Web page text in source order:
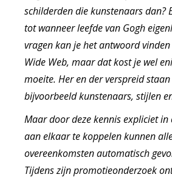
schilderden die kunstenaars dan?
tot wanneer leefde van Gogh
vragen kan je het antwoord
Wide Web, maar dat kost je wel
moeite. Her en der verspreid
bijvoorbeeld kunstenaars, stijlen
Maar door deze kennis expliciet in
aan elkaar te koppelen kunnen
overeenkomsten automatisch
Tijdens zijn promotieonderzoek